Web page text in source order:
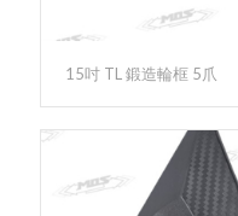
15吋 TL 鍛造輪框 5爪